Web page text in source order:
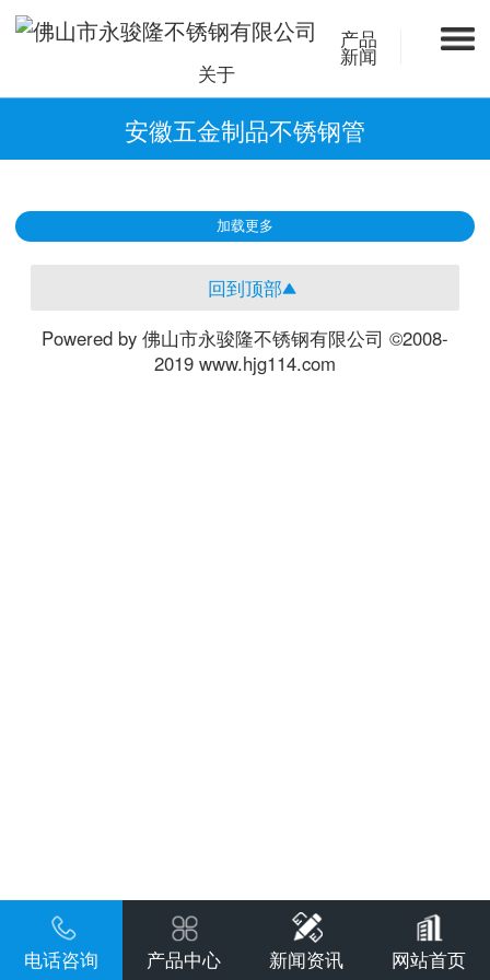
产品
新闻
关于
安徽五金制品不锈钢管
加载更多
回到顶部
Powered by 佛山市永骏隆不锈钢有限公司 ©2008-
2019 www.hjg114.com
电话咨询 产品中心 新闻资讯 网站首页